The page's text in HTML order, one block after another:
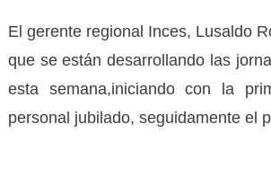
El gerente regional Inces, Lusaldo
que se están desarrollando las
esta semana,iniciando con la
personal jubilado, seguidamente el